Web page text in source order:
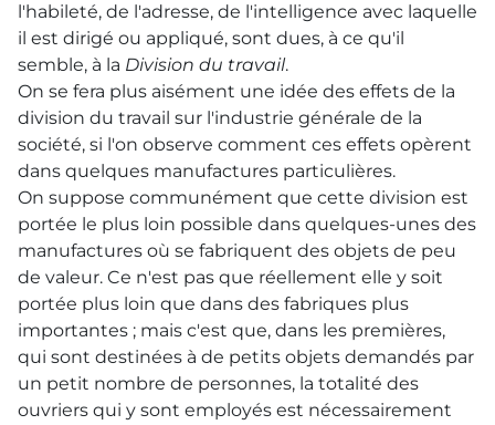
l'habileté, de l'adresse, de l'intelligence avec laquelle
il est dirigé ou appliqué, sont dues, à ce qu'il
semble, à la Division du travail.
On se fera plus aisément une idée des effets de la
division du travail sur l'industrie générale de la
société, si l'on observe comment ces effets opèrent
dans quelques manufactures particulières.
On suppose communément que cette division est
portée le plus loin possible dans quelques-unes des
manufactures où se fabriquent des objets de peu
de valeur. Ce n'est pas que réellement elle y soit
portée plus loin que dans des fabriques plus
importantes ; mais c'est que, dans les premières,
qui sont destinées à de petits objets demandés par
un petit nombre de personnes, la totalité des
ouvriers qui y sont employés est nécessairement